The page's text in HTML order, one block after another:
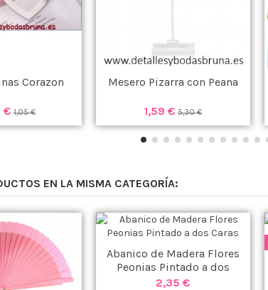
Corazon
€1,05 €
Mesero Pizarra con Peana
1,59 € 5,30 €
EN LA MISMA CATEGORÍA:
Abanico de Madera Flores
Peonias Pintado a dos
Caras
2,35 €